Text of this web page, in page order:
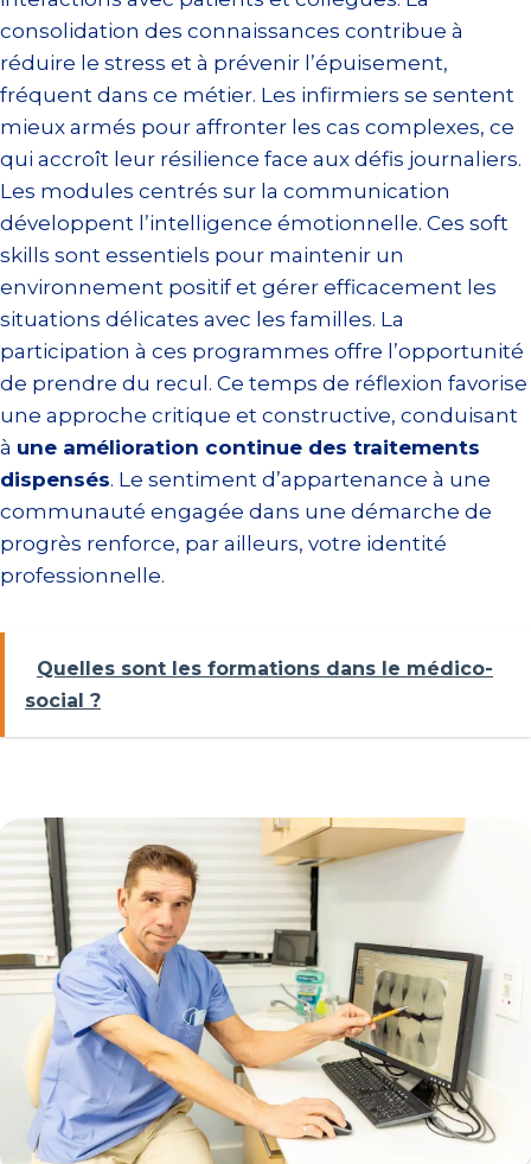
consolidation des connaissances contribue à
réduire le stress et à prévenir l’épuisement,
fréquent dans ce métier. Les infirmiers se sentent
mieux armés pour affronter les cas complexes, ce
qui accroît leur résilience face aux défis journaliers.
Les modules centrés sur la communication
développent l’intelligence émotionnelle. Ces soft
skills sont essentiels pour maintenir un
environnement positif et gérer efficacement les
situations délicates avec les familles. La
participation à ces programmes offre l’opportunité
de prendre du recul. Ce temps de réflexion favorise
une approche critique et constructive, conduisant
à une amélioration continue des traitements
dispensés. Le sentiment d’appartenance à une
communauté engagée dans une démarche de
progrès renforce, par ailleurs, votre identité
professionnelle.
Quelles sont les formations dans le médico-
social ?